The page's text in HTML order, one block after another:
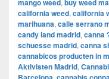
mango weed, buy weed
california weed, california
marihuana, calle serrano
candy land madrid, canna
schuesse madrid, canna
cannabicos producten in
Aktivisten Madrid,